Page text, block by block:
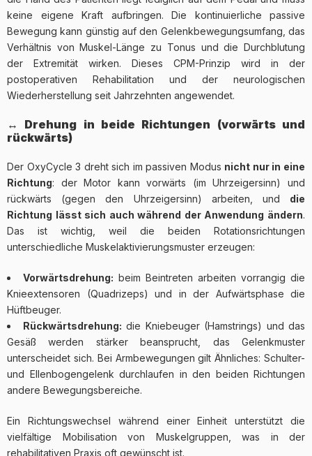
keine eigene Kraft aufbringen. Die kontinuierliche passive
Bewegung kann günstig auf den Gelenkbewegungsumfang, das
Verhältnis von Muskel-Länge zu Tonus und die Durchblutung
der Extremität wirken. Dieses CPM-Prinzip wird in der
postoperativen Rehabilitation und der neurologischen
Wiederherstellung seit Jahrzehnten angewendet.
↔️ Drehung in beide Richtungen (vorwärts und
rückwärts)
Der OxyCycle 3 dreht sich im passiven Modus nicht nur in eine
Richtung: der Motor kann vorwärts (im Uhrzeigersinn) und
rückwärts (gegen den Uhrzeigersinn) arbeiten, und die
Richtung lässt sich auch während der Anwendung ändern.
Das ist wichtig, weil die beiden Rotationsrichtungen
unterschiedliche Muskelaktivierungsmuster erzeugen:
Vorwärtsdrehung: beim Beintreten arbeiten vorrangig die
Knieextensoren (Quadrizeps) und in der Aufwärtsphase die
Hüftbeuger.
Rückwärtsdrehung: die Kniebeuger (Hamstrings) und das
Gesäß werden stärker beansprucht, das Gelenkmuster
unterscheidet sich. Bei Armbewegungen gilt Ähnliches: Schulter-
und Ellenbogengelenk durchlaufen in den beiden Richtungen
andere Bewegungsbereiche.
Ein Richtungswechsel während einer Einheit unterstützt die
vielfältige Mobilisation von Muskelgruppen, was in der
rehabilitativen Praxis oft gewünscht ist.